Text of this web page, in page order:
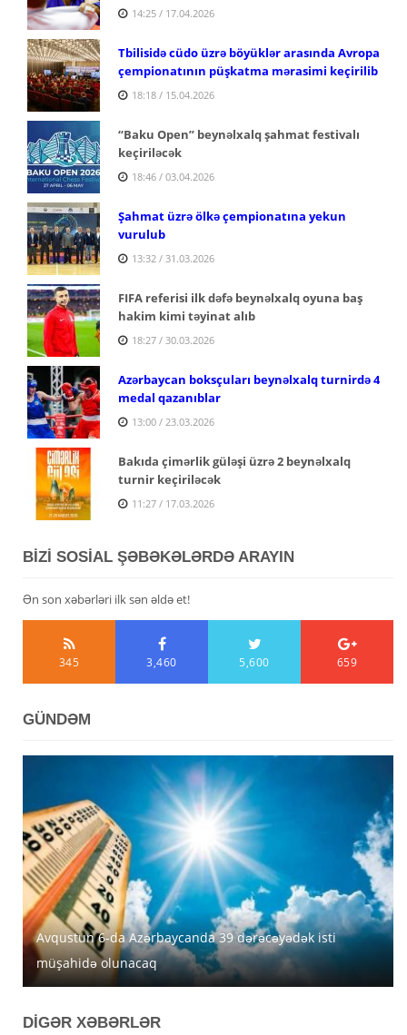
14:25 / 17.04.2026
Tbilisidə cüdo üzrə böyüklər arasında Avropa
çempionatının püşkatma mərasimi keçirilib
18:18 / 15.04.2026
“Baku Open” beynəlxalq şahmat festivalı
keçiriləcək
18:46 / 03.04.2026
Şahmat üzrə ölkə çempionatına yekun
vurulub
13:32 / 31.03.2026
FIFA referisi ilk dəfə beynəlxalq oyuna baş
hakim kimi təyinat alıb
18:27 / 30.03.2026
Azərbaycan boksçuları beynəlxalq turnirdə 4
medal qazanıblar
13:00 / 23.03.2026
Bakıda çimərlik güləşi üzrə 2 beynəlxalq
turnir keçiriləcək
11:27 / 17.03.2026
BİZİ SOSİAL ŞƏBƏKƏLƏRDƏ ARAYIN
Ən son xəbərləri ilk sən əldə et!
345 3,460 5,600 659
GÜNDƏM
Avqustun 6-da Azərbaycanda 39 dərəcəyədək isti
müşahidə olunacaq
Azərbaycanda avqustun 5-nə gözlənilən hava şəraiti
açıqlanıb
MİDA Lənkəran, Şirvan və Yevlaxda güzəştli mənzilləri
satışa çıxarır
DİGƏR XƏBƏRLƏR